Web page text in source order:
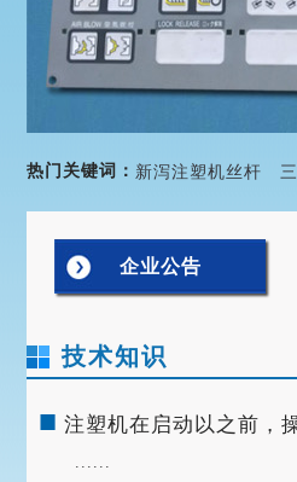
热门关键词： 新泻注塑机丝杆
企业公告
技术知识
■ 注塑机在启动以之前，